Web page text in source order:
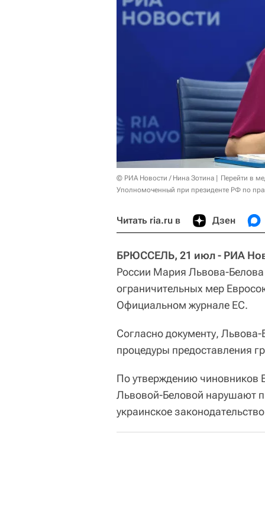
© РИА Новости / Нина Зотина
Перейти в
Уполномоченный при президенте РФ по
Читать ria.ru в Дзен
БРЮССЕЛЬ, 21 июл - РИА
России Мария Львова-
ограничительных мер
Официальном журнале ЕС.
Согласно документу,
процедуры предоставления
По утверждению чиновников
Львовой-Беловой нарушают
украинское